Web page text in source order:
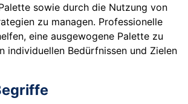
sowie durch die Nutzung von
zu managen. Professionelle
eine ausgewogene Palette zu
individuellen Bedürfnissen und Zielen